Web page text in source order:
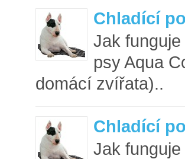
Chladící
Jak
psy Aqua
domácí zvířata)..
Chladící
Jak